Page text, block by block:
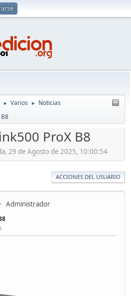
► Varios ► Noticias
ProX B8
29 de Agosto de 2025, 10:00:54
ACCIONES DEL USUARIO
Administrador